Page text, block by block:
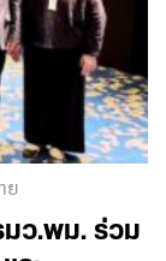
ย
มว.พม. ร่วม